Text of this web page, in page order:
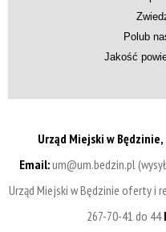
Polub
Jakość
Urząd Miejski w Będzinie,
Email:um@um.bedzin.pl
Urząd Miejski w Będzinie oferty i
267-70-41 do 44